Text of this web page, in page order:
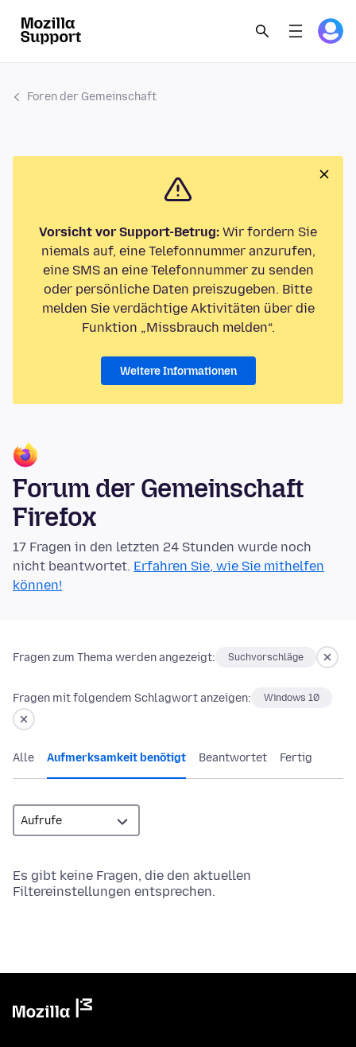
Foren der Gemeinschaft
Vorsicht vor Support-Betrug: Wir fordern Sie
niemals auf, eine Telefonnummer anzurufen,
eine SMS an eine Telefonnummer zu senden
oder persönliche Daten preiszugeben. Bitte
melden Sie verdächtige Aktivitäten über die
Funktion „Missbrauch melden“.
Weitere Informationen
Forum der Gemeinschaft
Firefox
17 Fragen in den letzten 24 Stunden wurde noch
nicht beantwortet. Erfahren Sie, wie Sie mithelfen
können!
Fragen zum Thema werden angezeigt: Suchvorschläge
Fragen mit folgendem Schlagwort anzeigen: Windows 10
Alle Aufmerksamkeit benötigt Beantwortet Fertig
Es gibt keine Fragen, die den aktuellen
Filtereinstellungen entsprechen.